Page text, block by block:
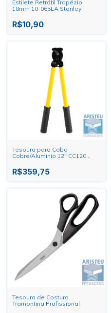
Estilete Retrátil Trapézio
18mm 10-065LA Stanley
R$10,90
Tesoura para Cabo
Cobre/Alumínio 12" CC120
R$359,75
Tesoura de Costura
Tramontina Profissional